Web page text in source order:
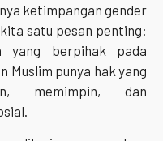
ketimpangan gender
satu pesan penting:
yang berpihak pada
Muslim punya hak yang
memimpin, dan